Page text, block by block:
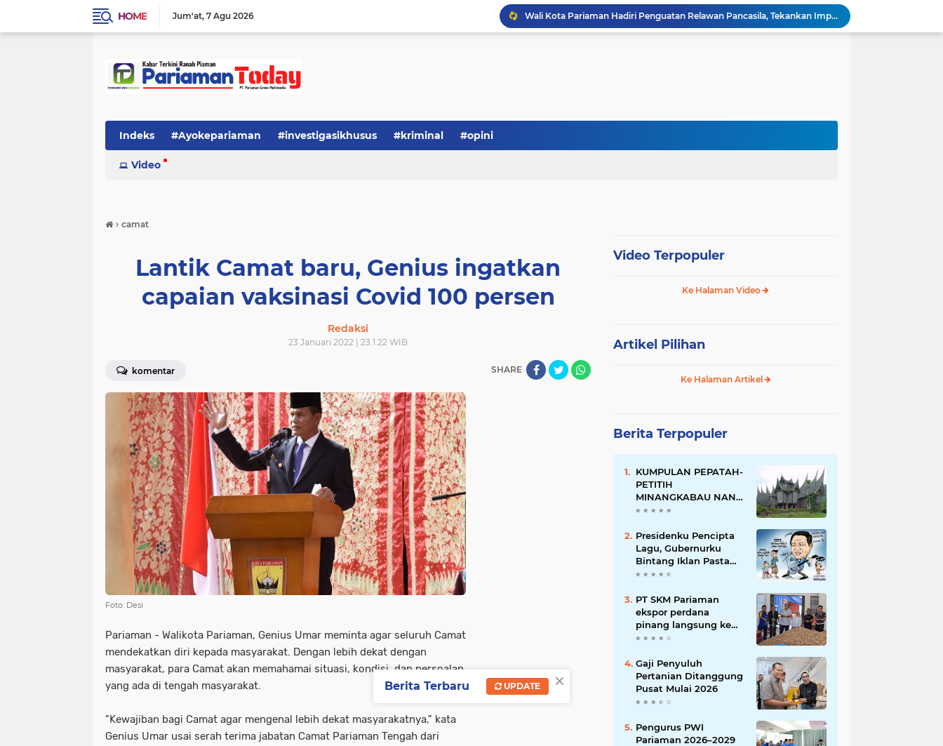
HOME Jum'at 7 Agu 2026
Wali Kota Pariaman Hadiri Penguatan Relawan Pancasila, Tekankan Implementasi Nilai Pancasila dalam Pelayanan Publik
Wali Kota Pariaman Bagikan Bibit Ikan Koi kepada Siswa SD untuk Edukasi Perikanan
Pengurus PWI Pariaman 2026–2029 Dilantik, Pemkot Tekankan Sinergi dan Profesionalisme Pers
Indeks #Ayokepariaman #investigasikhusus #kriminal #opini
Video
› camat
Lantik Camat baru, Genius ingatkan
capaian vaksinasi Covid 100 persen
Redaksi
23 Januari 2022 | 23.1.22 WIB
komentar SHARE
Foto: Desi
Pariaman - Walikota Pariaman, Genius Umar meminta agar seluruh Camat
mendekatkan diri kepada masyarakat. Dengan lebih dekat dengan
masyarakat, para Camat akan memahamai situasi, kondisi, dan persoalan
yang ada di tengah masyarakat.
"Kewajiban bagi Camat agar mengenal lebih dekat masyarakatnya," kata
Genius Umar usai serah terima jabatan Camat Pariaman Tengah dari
Video Terpopuler
Ke Halaman Video
Artikel Pilihan
Ke Halaman Artikel
Berita Terpopuler
KUMPULAN PEPATAH-
PETITIH
MINANGKABAU NAN
ELOK
Presidenku Pencipta
Lagu, Gubernurku
Bintang Iklan Pasta
Gigi
PT SKM Pariaman
ekspor perdana
pinang langsung ke
India
Gaji Penyuluh
Pertanian Ditanggung
Pusat Mulai 2026
Pengurus PWI
Pariaman 2026–2029
×
Berita Terbaru UPDATE